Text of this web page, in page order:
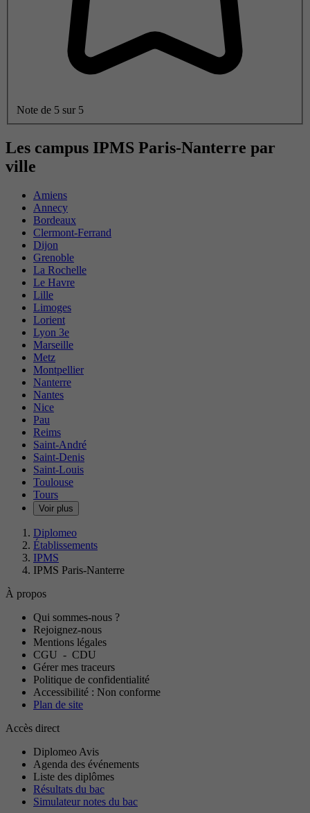
Note de 5 sur 5
Les campus IPMS Paris-Nanterre par
ville
Amiens
Annecy
Bordeaux
Clermont-Ferrand
Dijon
Grenoble
La Rochelle
Le Havre
Lille
Limoges
Lorient
Lyon 3e
Marseille
Metz
Montpellier
Nanterre
Nantes
Nice
Pau
Reims
Saint-André
Saint-Denis
Saint-Louis
Toulouse
Tours
Voir plus
Diplomeo
Établissements
IPMS
IPMS Paris-Nanterre
À propos
Qui sommes-nous ?
Rejoignez-nous
Mentions légales
CGU - CDU
Gérer mes traceurs
Politique de confidentialité
Accessibilité : Non conforme
Plan de site
Accès direct
Diplomeo Avis
Agenda des événements
Liste des diplômes
Résultats du bac
Simulateur notes du bac